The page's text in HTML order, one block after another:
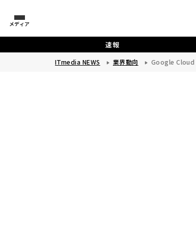
メディア
速報
ITmedia NEWS 業界動向 Google Cloud